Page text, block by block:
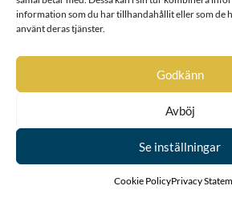
information som du har tillhandahållit eller som de
använt deras tjänster.
Godkänn
Avböj
Se inställningar
Cookie PolicyPrivacy